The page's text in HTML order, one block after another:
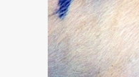
Jobsi